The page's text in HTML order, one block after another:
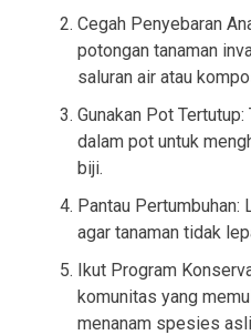
Cegah Penyebaran
potongan tanaman
saluran air atau
Gunakan Pot
dalam pot untuk
biji.
Pantau Pertumbuhan:
agar tanaman tidak
Ikut Program
komunitas yang
menanam spesies